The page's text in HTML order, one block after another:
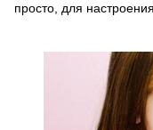
просто, для